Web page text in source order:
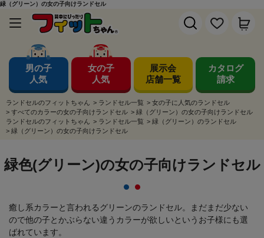
緑（グリーン）の女の子向けランドセル
男の子
人気
女の子
人気
展示会
店舗一覧
カタログ
請求
ランドセルのフィットちゃん > ランドセル一覧 > 女の子に人気のランドセル
> すべてのカラーの女の子向けランドセル > 緑（グリーン）の女の子向けランドセル
ランドセルのフィットちゃん > ランドセル一覧 > 緑（グリーン）のランドセル
> 緑（グリーン）の女の子向けランドセル
緑色(グリーン)の女の子向けランドセル
癒し系カラーと言われるグリーンのランドセル。まだまだ少ない
ので他の子とかぶらない違うカラーが欲しいというお子様にも選
ばれています。